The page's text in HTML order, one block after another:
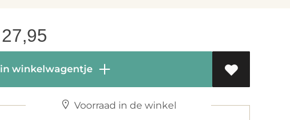
27,95
in winkelwagentje
Voorraad in de winkel